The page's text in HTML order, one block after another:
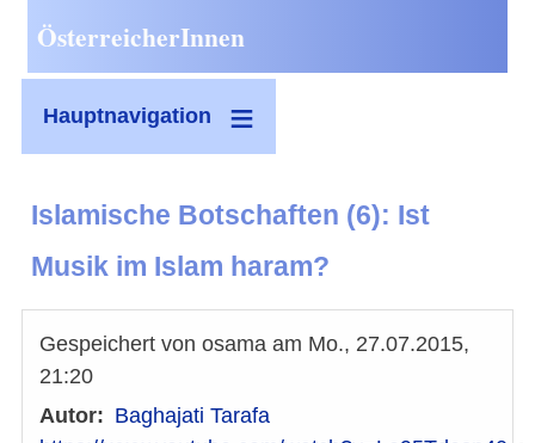
ÖsterreicherInnen
Hauptnavigation
Islamische Botschaften (6): Ist
Musik im Islam haram?
Gespeichert von osama am Mo., 27.07.2015,
21:20
Autor
Baghajati Tarafa